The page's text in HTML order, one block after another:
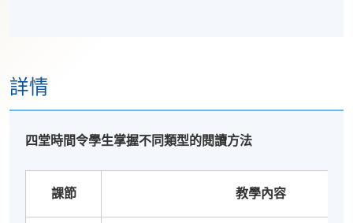
詳情
四堂時間令學生掌握不同類型的閱讀方法
課節 教學內容